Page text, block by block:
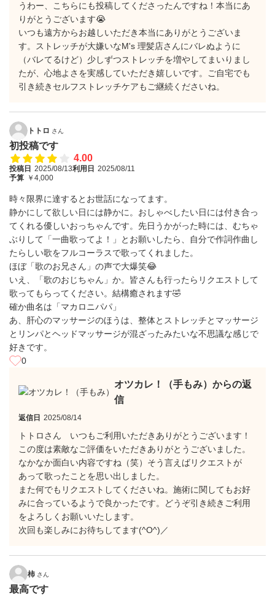
うわー、こちらにも投稿してくださったんですね！本当にあ
りがとうございます😭
いつも遠方からお越しいただき本当にありがとうございま
す。ストレッチが大嫌いなM's 理髪店さんにバレぬように
（バレてるけど）少しずつストレッチを増やしてまいりまし
たが、心地よさを実感していただき嬉しいです。ご自宅でも
引き続きセルフストレッチケアもご継続くださいね。
トトロ さん
初投稿です
4.00
投稿日 2025/08/13利用日 2025/08/11
予算 ￥4,000
時々限界に達するとお世話になってます。
静かにして欲しい日には静かに。おしゃべしたい日には付き合っ
てくれる優しいおっちゃんです。先日うかがった時には、むちゃ
ぶりして「一曲歌ってよ！」とお願いしたら、自分で作詞作曲し
たらしい歌をフルコーラスで歌ってくれました。
ほぼ「歌のお兄さん」の声で大爆笑😂
いえ、「歌のおじちゃん」か。皆さんも行ったらリクエストして
歌ってもらってください。結構癒されます🤣
確か曲名は「マカロニパパ」
あ、肝心のマッサージのほうは、整体とストレッチとマッサージ
とリンパとヘッドマッサージが混ざったみたいな不思議な感じで
好きです。
0
オツカレ！（手もみ）からの返
信
返信日 2025/08/14
トトロさん いつもご利用いただきありがとうございます！
この度は素敵なご評価をいただきありがとうございました。
なかなか面白い内容ですね（笑）そう言えばリクエストが
あって歌ったことを思い出しました。
また何でもリクエストしてくださいね。施術に関してもお好
みに合っているようで良かったです。どうぞ引き続きご利用
をよろしくお願いいたします。
次回も楽しみにお待ちしてます(^O^)／
柿 さん
最高です